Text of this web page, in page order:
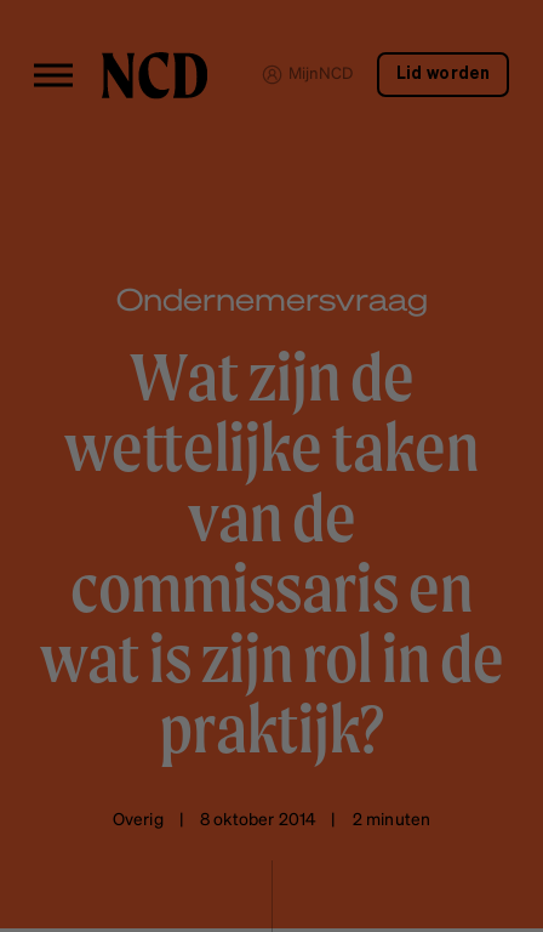
MijnNCD Lid worden
Ondernemersvraag
Wat zijn de
wettelijke taken
van de
commissaris en
wat is zijn rol in de
praktijk?
Overig | 8 oktober 2014 | 2 minuten